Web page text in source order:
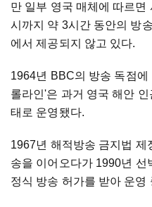
만 일부 영국 매체에 따르
시까지 약 3시간 동안의 방
에서 제공되지 않고 있다.
1964년 BBC의 방송 독점에
롤라인'은 과거 영국 해안
태로 운영됐다.
1967년 해적방송 금지법 제
송을 이어오다가 1990년 선
정식 방송 허가를 받아 운영